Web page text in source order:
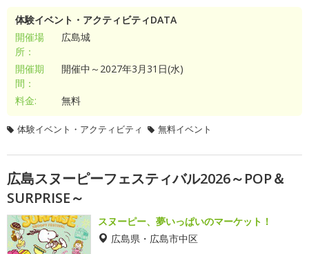
体験イベント・アクティビティDATA
開催場
所：
広島城
開催期
間：
開催中～2027年3月31日(水)
料金: 無料
体験イベント・アクティビティ 無料イベント
広島スヌーピーフェスティバル2026～POP＆
SURPRISE～
スヌーピー、夢いっぱいのマーケット！
広島県・広島市中区